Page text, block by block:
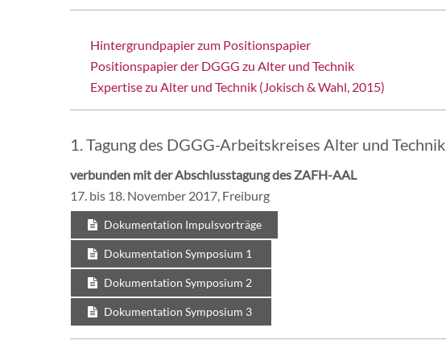
Hintergrundpapier zum Positionspapier
Positionspapier der DGGG zu Alter und Technik
Expertise zu Alter und Technik (Jokisch & Wahl, 2015)
1. Tagung des DGGG-Arbeitskreises Alter und Technik
verbunden mit der Abschlusstagung des ZAFH-AAL
17. bis 18. November 2017, Freiburg
Dokumentation Impulsvorträge
Dokumentation Symposium 1
Dokumentation Symposium 2
Dokumentation Symposium 3